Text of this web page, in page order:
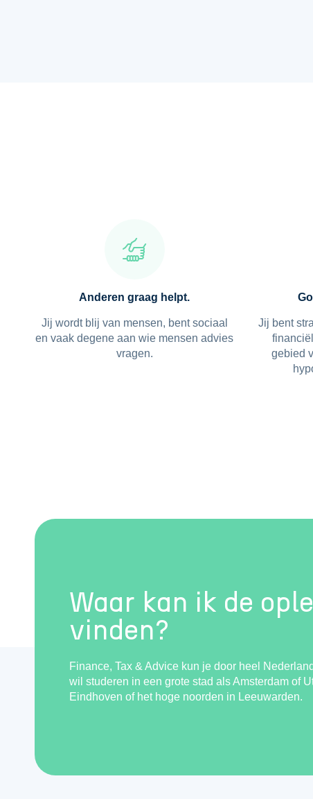
Anderen graag helpt.
Jij wordt blij van mensen, bent sociaal
en vaak degene aan wie mensen advies
vragen.
Jij bent
gebied
Waar kan ik de
vinden?
Finance, Tax & Advice kun je door heel
wil studeren in een grote stad als Amsterdam of
Eindhoven of het hoge noorden in Leeuwarden.